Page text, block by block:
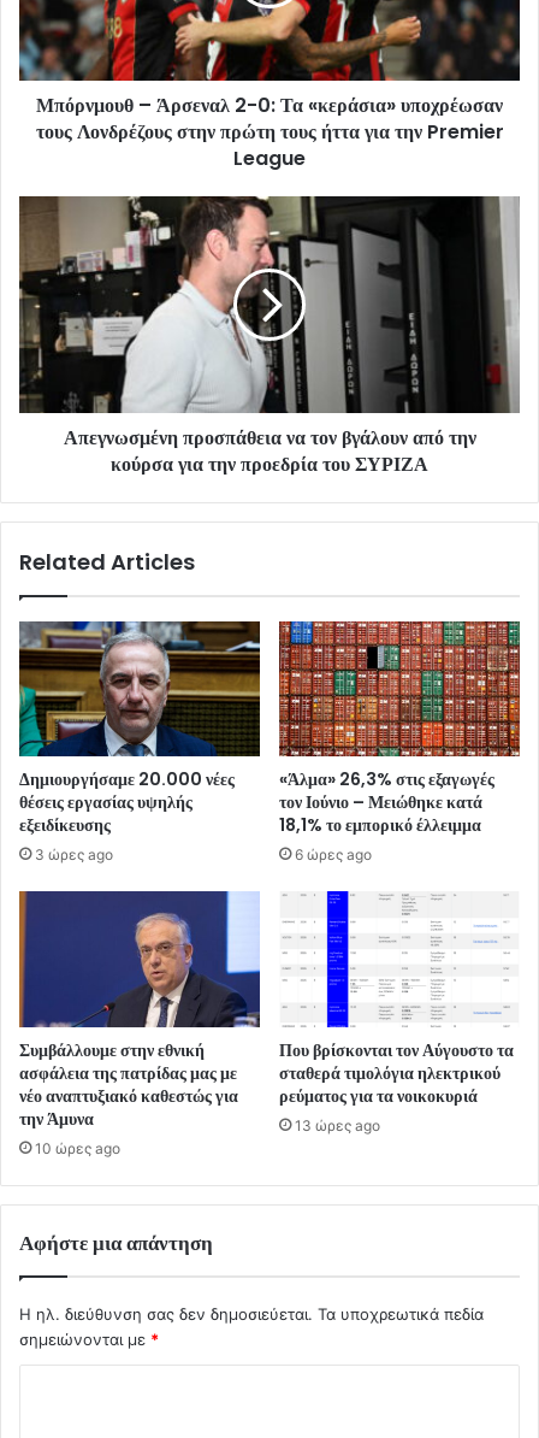
Μπόρνμουθ – Άρσεναλ 2-0: Τα «κεράσια» υποχρέωσαν
τους Λονδρέζους στην πρώτη τους ήττα για την Premier
League
Απεγνωσμένη προσπάθεια να τον βγάλουν από την
κούρσα για την προεδρία του ΣΥΡΙΖΑ
Related Articles
Δημιουργήσαμε 20.000 νέες
θέσεις εργασίας υψηλής
εξειδίκευσης
3 ώρες ago
«Άλμα» 26,3% στις εξαγωγές
τον Ιούνιο – Μειώθηκε κατά
18,1% το εμπορικό έλλειμμα
6 ώρες ago
Συμβάλλουμε στην εθνική
ασφάλεια της πατρίδας μας με
νέο αναπτυξιακό καθεστώς για
την Άμυνα
10 ώρες ago
Που βρίσκονται τον Αύγουστο τα
σταθερά τιμολόγια ηλεκτρικού
ρεύματος για τα νοικοκυριά
13 ώρες ago
Αφήστε μια απάντηση
Η ηλ. διεύθυνση σας δεν δημοσιεύεται. Τα υποχρεωτικά πεδία
σημειώνονται με *